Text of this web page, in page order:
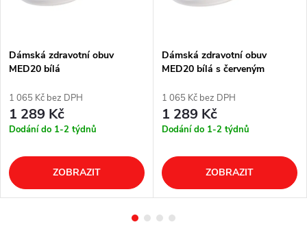
Dámská zdravotní obuv
MED20 bílá
1 065 Kč bez DPH
1 289 Kč
Dodání do 1-2 týdnů
ZOBRAZIT
Dámská zdravotní obuv
MED20 bílá s červeným
1 065 Kč bez DPH
1 289 Kč
Dodání do 1-2 týdnů
ZOBRAZIT